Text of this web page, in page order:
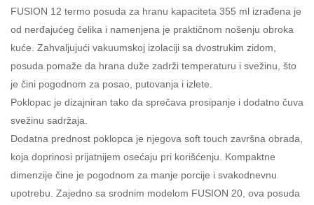
FUSION 12 termo posuda za hranu kapaciteta 355 ml izrađena je
od nerđajućeg čelika i namenjena je praktičnom nošenju obroka
kuće. Zahvaljujući vakuumskoj izolaciji sa dvostrukim zidom,
posuda pomaže da hrana duže zadrži temperaturu i svežinu, što
je čini pogodnom za posao, putovanja i izlete.
Poklopac je dizajniran tako da sprečava prosipanje i dodatno čuva
svežinu sadržaja.
Dodatna prednost poklopca je njegova soft touch završna obrada,
koja doprinosi prijatnijem osećaju pri korišćenju. Kompaktne
dimenzije čine je pogodnom za manje porcije i svakodnevnu
upotrebu. Zajedno sa srodnim modelom FUSION 20, ova posuda